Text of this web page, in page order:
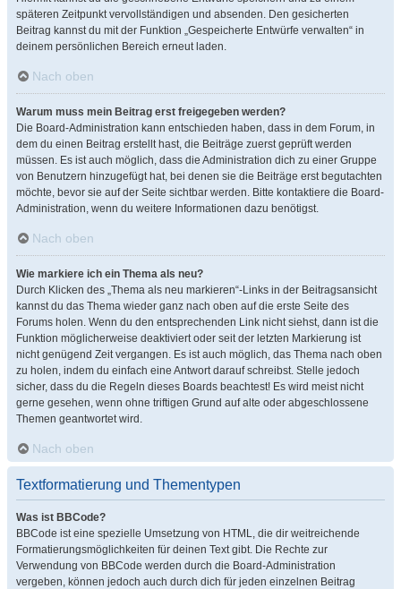
späteren Zeitpunkt vervollständigen und absenden. Den gesicherten
Beitrag kannst du mit der Funktion „Gespeicherte Entwürfe verwalten“ in
deinem persönlichen Bereich erneut laden.
Nach oben
Warum muss mein Beitrag erst freigegeben werden?
Die Board-Administration kann entschieden haben, dass in dem Forum, in
dem du einen Beitrag erstellt hast, die Beiträge zuerst geprüft werden
müssen. Es ist auch möglich, dass die Administration dich zu einer Gruppe
von Benutzern hinzugefügt hat, bei denen sie die Beiträge erst begutachten
möchte, bevor sie auf der Seite sichtbar werden. Bitte kontaktiere die Board-
Administration, wenn du weitere Informationen dazu benötigst.
Nach oben
Wie markiere ich ein Thema als neu?
Durch Klicken des „Thema als neu markieren“-Links in der Beitragsansicht
kannst du das Thema wieder ganz nach oben auf die erste Seite des
Forums holen. Wenn du den entsprechenden Link nicht siehst, dann ist die
Funktion möglicherweise deaktiviert oder seit der letzten Markierung ist
nicht genügend Zeit vergangen. Es ist auch möglich, das Thema nach oben
zu holen, indem du einfach eine Antwort darauf schreibst. Stelle jedoch
sicher, dass du die Regeln dieses Boards beachtest! Es wird meist nicht
gerne gesehen, wenn ohne triftigen Grund auf alte oder abgeschlossene
Themen geantwortet wird.
Nach oben
Textformatierung und Thementypen
Was ist BBCode?
BBCode ist eine spezielle Umsetzung von HTML, die dir weitreichende
Formatierungsmöglichkeiten für deinen Text gibt. Die Rechte zur
Verwendung von BBCode werden durch die Board-Administration
vergeben, können jedoch auch durch dich für jeden einzelnen Beitrag